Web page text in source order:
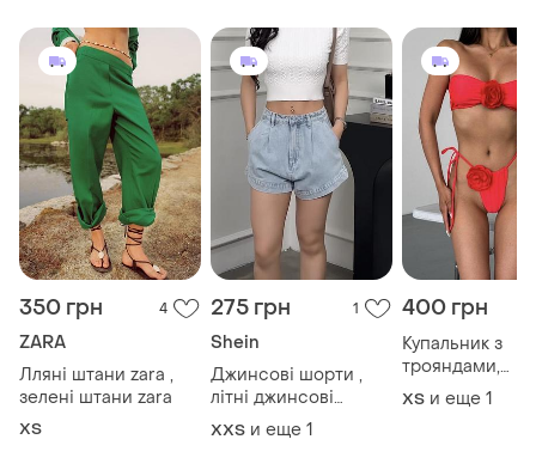
350 грн 4
ZARA
Лляні штани zara ,
зелені штани zara
ХS
275 грн 1
Shein
Джинсові шорти ,
літні джинсові
шорти, блакитні
шорти джинсові ,
XХS и еще 1
400 грн
Купальник з
трояндами,
червоний
, трендовий
ХS и еще 1